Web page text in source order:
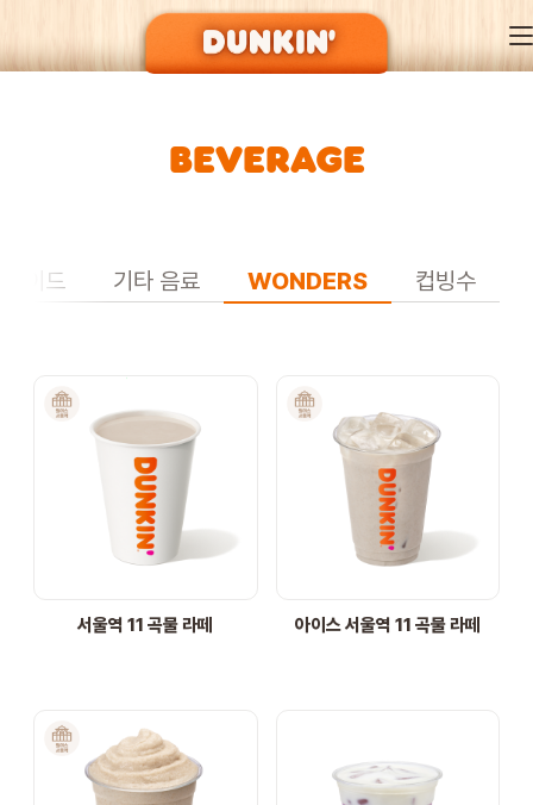
DUNKIN’ OF SEASON
EVENT
ORDER
BEVERAGE
이드 기타 음료 WONDERS 컵빙수
서울역 11 곡물 라떼 아이스 서울역 11 곡물 라떼